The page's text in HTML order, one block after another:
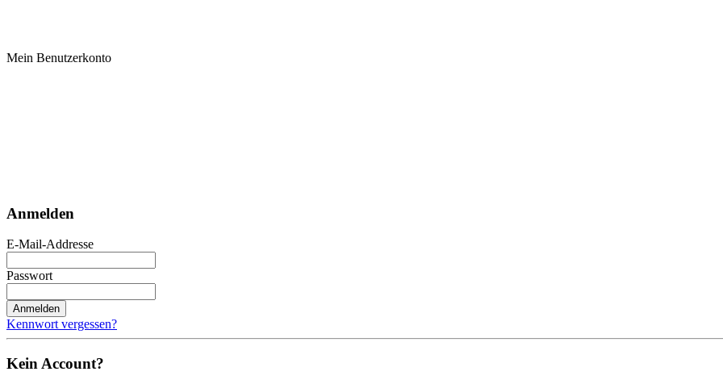
Mein Benutzerkonto
Anmelden
E-Mail-Addresse
Passwort
Anmelden
Kennwort vergessen?
Kein Account?